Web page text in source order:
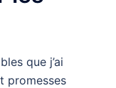
que j’ai
promesses